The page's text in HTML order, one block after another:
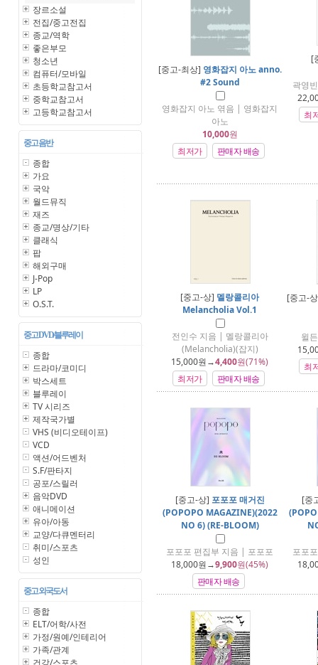
장르소설
전집/중고전집
종교/역학
좋은부모
청소년
컴퓨터/모바일
초등학교참고서
중학교참고서
고등학교참고서
중고 음반
종합
가요
국악
월드뮤직
재즈
종교/명상/기타
클래식
팝
해외구매
J-Pop
LP
O.S.T.
중고 DVD/블루레이
종합
드라마/코미디
박스세트
블루레이
TV 시리즈
제작국가별
VHS (비디오테이프)
VCD
액션/어드벤처
S.F/판타지
공포/스릴러
음악DVD
애니메이션
유아/아동
교양/다큐멘터리
취미/스포츠
성인
중고 외국도서
종합
ELT/어학/사전
가정/원예/인테리어
가족/관계
건강/스포츠
[중고-최상] 영화잡지 아노 anno.
#2 Sound
영화잡지 아노 엮음 | 영화잡지
아노
10,000원
최저가
판매자 배송
[
곽영
최
[중고-상] 멜랑콜리아
Melancholia Vol.1
전인수 지음 | 멜랑콜리아
(Melancholia)(잡지)
15,000원→4,400원(71%)
최저가
판매자 배송
[중고-
윌
최
[중고-상] 포포포 매거진
(POPOPO MAGAZINE)(2022
NO 6) (RE-BLOOM)
포포포 편집부 지음 | 포포포
18,000원→9,900원(45%)
판매자 배송
[중
포포